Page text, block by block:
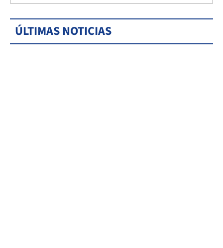
ÚLTIMAS NOTICIAS